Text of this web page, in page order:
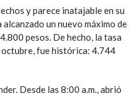
y parece inatajable en su
un nuevo máximo de
pesos. De hecho, la tasa
fue histórica: 4.744
Desde las 8:00 a.m., abrió